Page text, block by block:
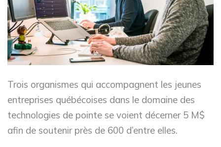
Trois organismes qui accompagnent les jeunes
entreprises québécoises dans le domaine des
technologies de pointe se voient décerner 5 M$
afin de soutenir près de 600 d’entre elles.